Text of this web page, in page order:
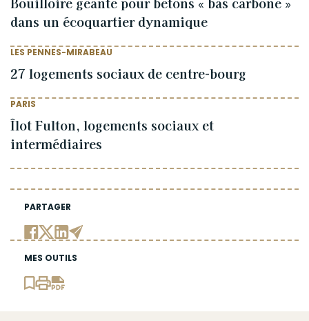
PARTAGER
MES OUTILS
dans un écoquartier dynamique
LES PENNES-MIRABEAU
27 logements sociaux de centre-bourg
PARIS
Îlot Fulton, logements sociaux et
intermédiaires